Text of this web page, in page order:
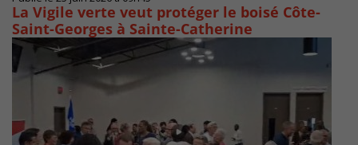
La Vigile verte veut protéger le boisé Côte-
Saint-Georges à Sainte-Catherine